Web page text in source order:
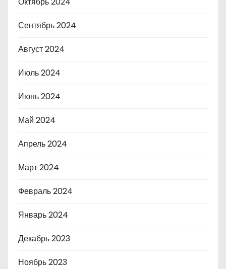
Сентябрь 2024
Август 2024
Июль 2024
Июнь 2024
Май 2024
Апрель 2024
Март 2024
Февраль 2024
Январь 2024
Декабрь 2023
Ноябрь 2023